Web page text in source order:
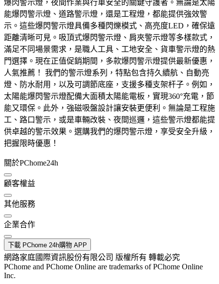
爆閃警示燈，夜間作業與行車安全的關鍵守護者。無論是太陽
能爆閃警示燈、道路警示燈，還是工程燈，都能提供強效警
示。這些爆閃警示燈具備多種閃爍模式、高亮度LED，確保遠
距離清晰可見。吸頂式爆閃警示燈、肩夾警示燈等多樣款式，
滿足不同場景需求，是職人工具、工地安全、貨車警示燈的熱
門選擇。現在正值促銷期間，多款爆閃警示燈提供最新優惠，
人氣推薦！ 我們的警示燈系列，特點包含持久續航、自動亮
燈、防水耐用，以及可調節底座，支援多種支架杆子。例如，
太陽能爆閃警示燈配備大面積太陽能電板，實現360°充電，節
能又環保。此外，強磁吸盤設計讓安裝更便利。無論是工程施
工、路口警示，或是車輛改裝、夜間巡邏，這些警示燈都能提
供卓越的警示效果。選購我們的爆閃警示燈，享受安全升級，
把握限時優惠！
關於PChome24h
顧客權益
其他服務
企業合作
下載 PChome 24h購物 APP
網路家庭國際資訊股份有限公司 版權所有 轉載必究
PChome and PChome Online are trademarks of PChome Online
Inc.